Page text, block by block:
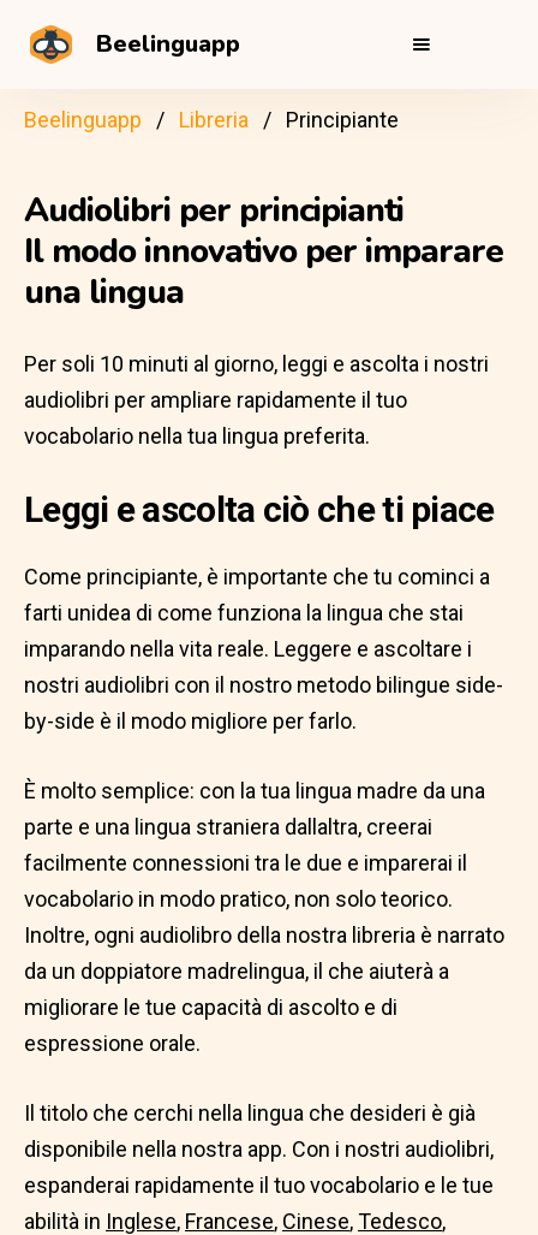
Beelinguapp
Beelinguapp Libreria Principiante
Audiolibri per principianti
Il modo innovativo per imparare
una lingua
Per soli 10 minuti al giorno, leggi e ascolta i nostri
audiolibri per ampliare rapidamente il tuo
vocabolario nella tua lingua preferita.
Leggi e ascolta ciò che ti piace
Come principiante, è importante che tu cominci a
farti unidea di come funziona la lingua che stai
imparando nella vita reale. Leggere e ascoltare i
nostri audiolibri con il nostro metodo bilingue side-
by-side è il modo migliore per farlo.
È molto semplice: con la tua lingua madre da una
parte e una lingua straniera dallaltra, creerai
facilmente connessioni tra le due e imparerai il
vocabolario in modo pratico, non solo teorico.
Inoltre, ogni audiolibro della nostra libreria è narrato
da un doppiatore madrelingua, il che aiuterà a
migliorare le tue capacità di ascolto e di
espressione orale.
Il titolo che cerchi nella lingua che desideri è già
disponibile nella nostra app. Con i nostri audiolibri,
espanderai rapidamente il tuo vocabolario e le tue
abilità in Inglese, Francese, Cinese,Tedesco,